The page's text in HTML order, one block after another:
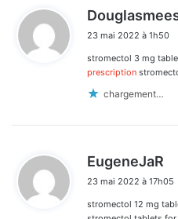
23 mai 2022 à 1h50
stromectol 3 mg
prescription
chargement…
EugeneJaR
t
:
23 mai 2022 à 17h05
stromectol 12 mg